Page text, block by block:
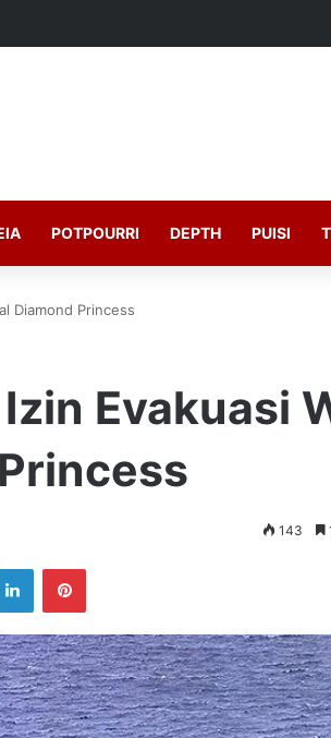
POTPOURRI DEPTH PUISI
Diamond Princess
Evakuasi
143
LinkedInPinterest